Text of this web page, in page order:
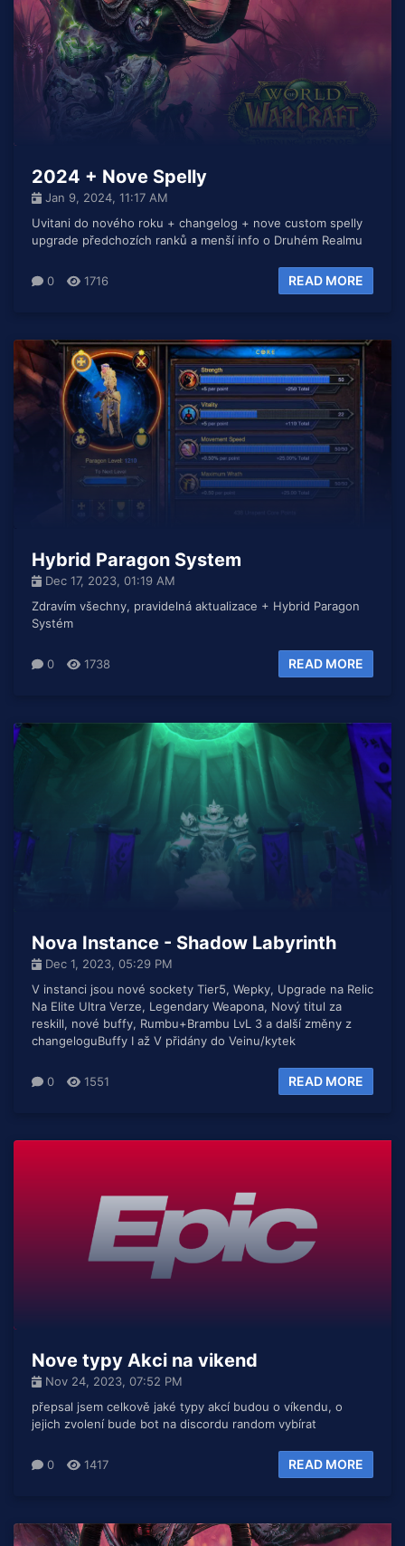
2024 + Nove Spelly
Jan 9, 2024, 11:17 AM
Uvitani do nového roku + changelog + nove custom spelly
upgrade předchozích ranků a menší info o Druhém Realmu
0 1716 READ MORE
Hybrid Paragon System
Dec 17, 2023, 01:19 AM
Zdravím všechny, pravidelná aktualizace + Hybrid Paragon
Systém
0 1738 READ MORE
Nova Instance - Shadow Labyrinth
Dec 1, 2023, 05:29 PM
V instanci jsou nové sockety Tier5, Wepky, Upgrade na Relic
Na Elite Ultra Verze, Legendary Weapona, Nový titul za
reskill, nové buffy, Rumbu+Brambu LvL 3 a další změny z
changeloguBuffy I až V přidány do Veinu/kytek
0 1551 READ MORE
Nove typy Akci na vikend
Nov 24, 2023, 07:52 PM
přepsal jsem celkově jaké typy akcí budou o víkendu, o
jejich zvolení bude bot na discordu random vybírat
0 1417 READ MORE